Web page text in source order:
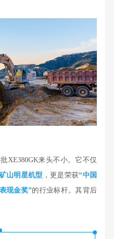
XE380GK来头不小。它不仅
山明星机型 ，更是荣获“中国
现金奖”的行业标杆。其背后